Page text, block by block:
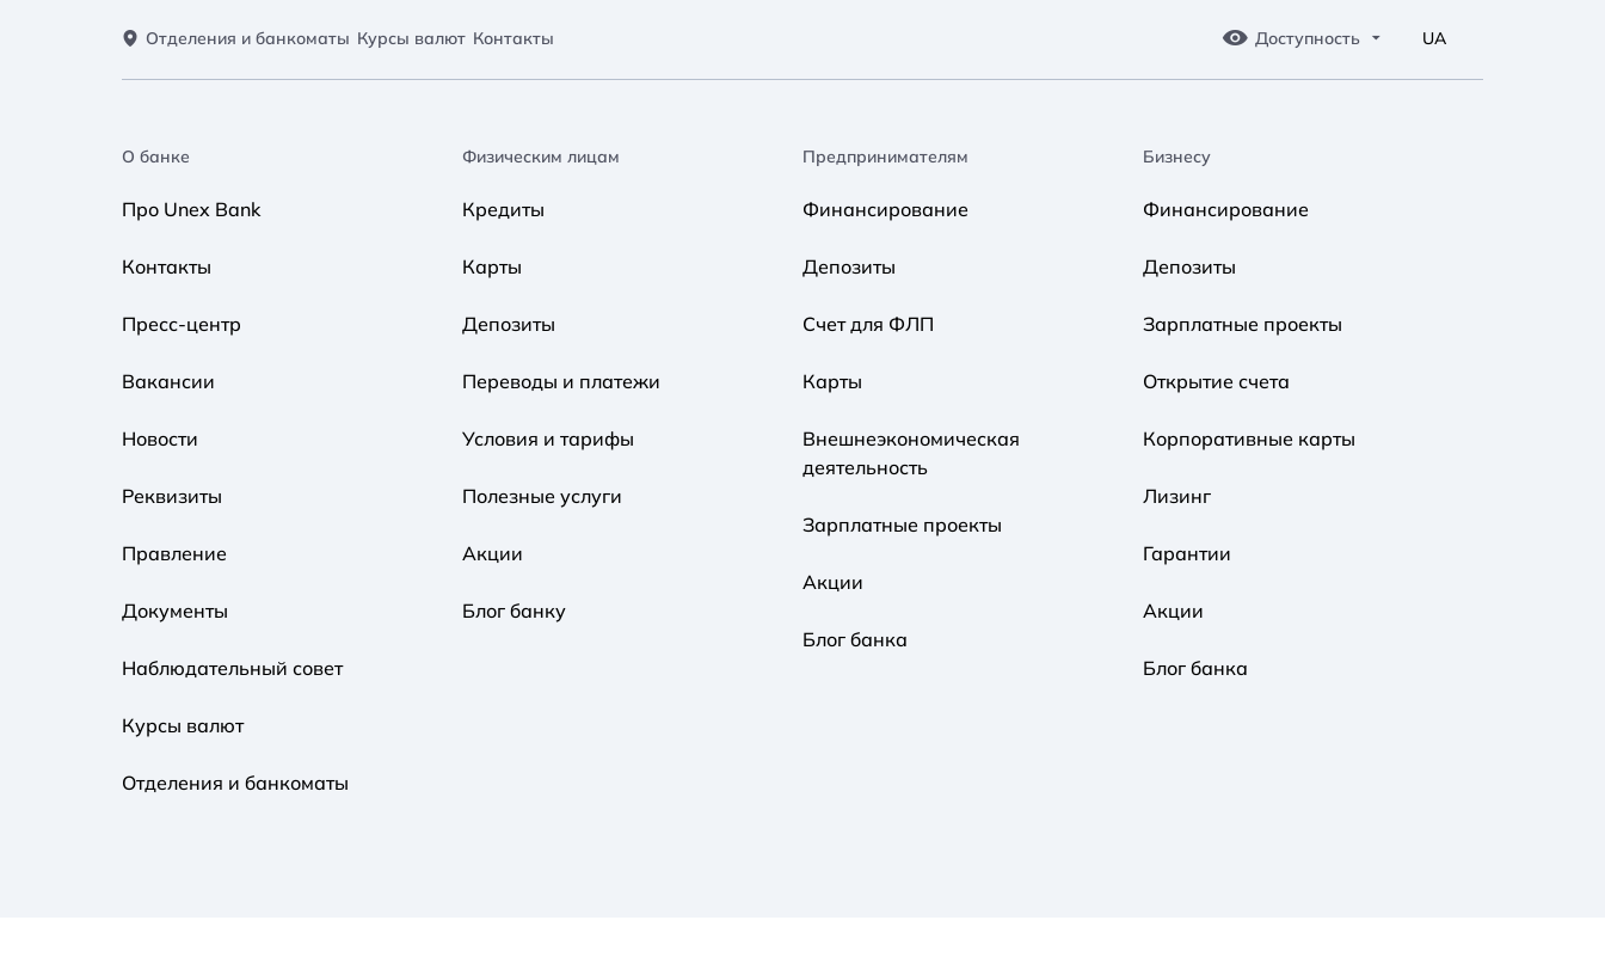
Отделения и банкоматы Курсы валют Контакты Доступность
Обычный
A A
Средний Большой
A A
UA
О банке
Про Unex Bank
Контакты
Пресс-центр
Вакансии
Новости
Реквизиты
Правление
Документы
Наблюдательный совет
Курсы валют
Отделения и банкоматы
Физическим лицам
Кредиты
Карты
Депозиты
Переводы и платежи
Условия и тарифы
Полезные услуги
Акции
Блог банку
Предпринимателям
Финансирование
Депозиты
Счет для ФЛП
Карты
Внешнеэкономическая
деятельность
Зарплатные проекты
Акции
Блог банка
Бизнесу
Финансирование
Депозиты
Зарплатные проекты
Открытие счета
Корпоративные карты
Лизинг
Гарантии
Акции
Блог банка